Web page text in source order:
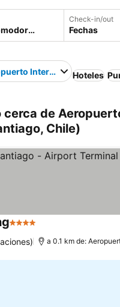
Check-in/out
Fechas
InternacionalHoteles
de
Chile)
4 Estrellas
a 0.1 km de: